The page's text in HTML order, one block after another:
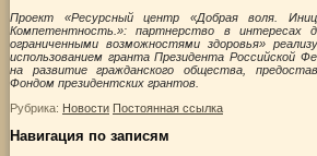
Проект «Ресурсный центр «Добрая воля.
Компетентность.»: партнерство в интересах
ограниченными возможностями здоровья»
использованием гранта Президента Российской
на развитие гражданского общества,
Фондом президентских грантов.
Рубрика: Новости Постоянная ссылка
Навигация по записям